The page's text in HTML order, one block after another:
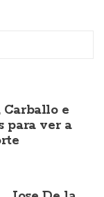
Carballo e
para ver a